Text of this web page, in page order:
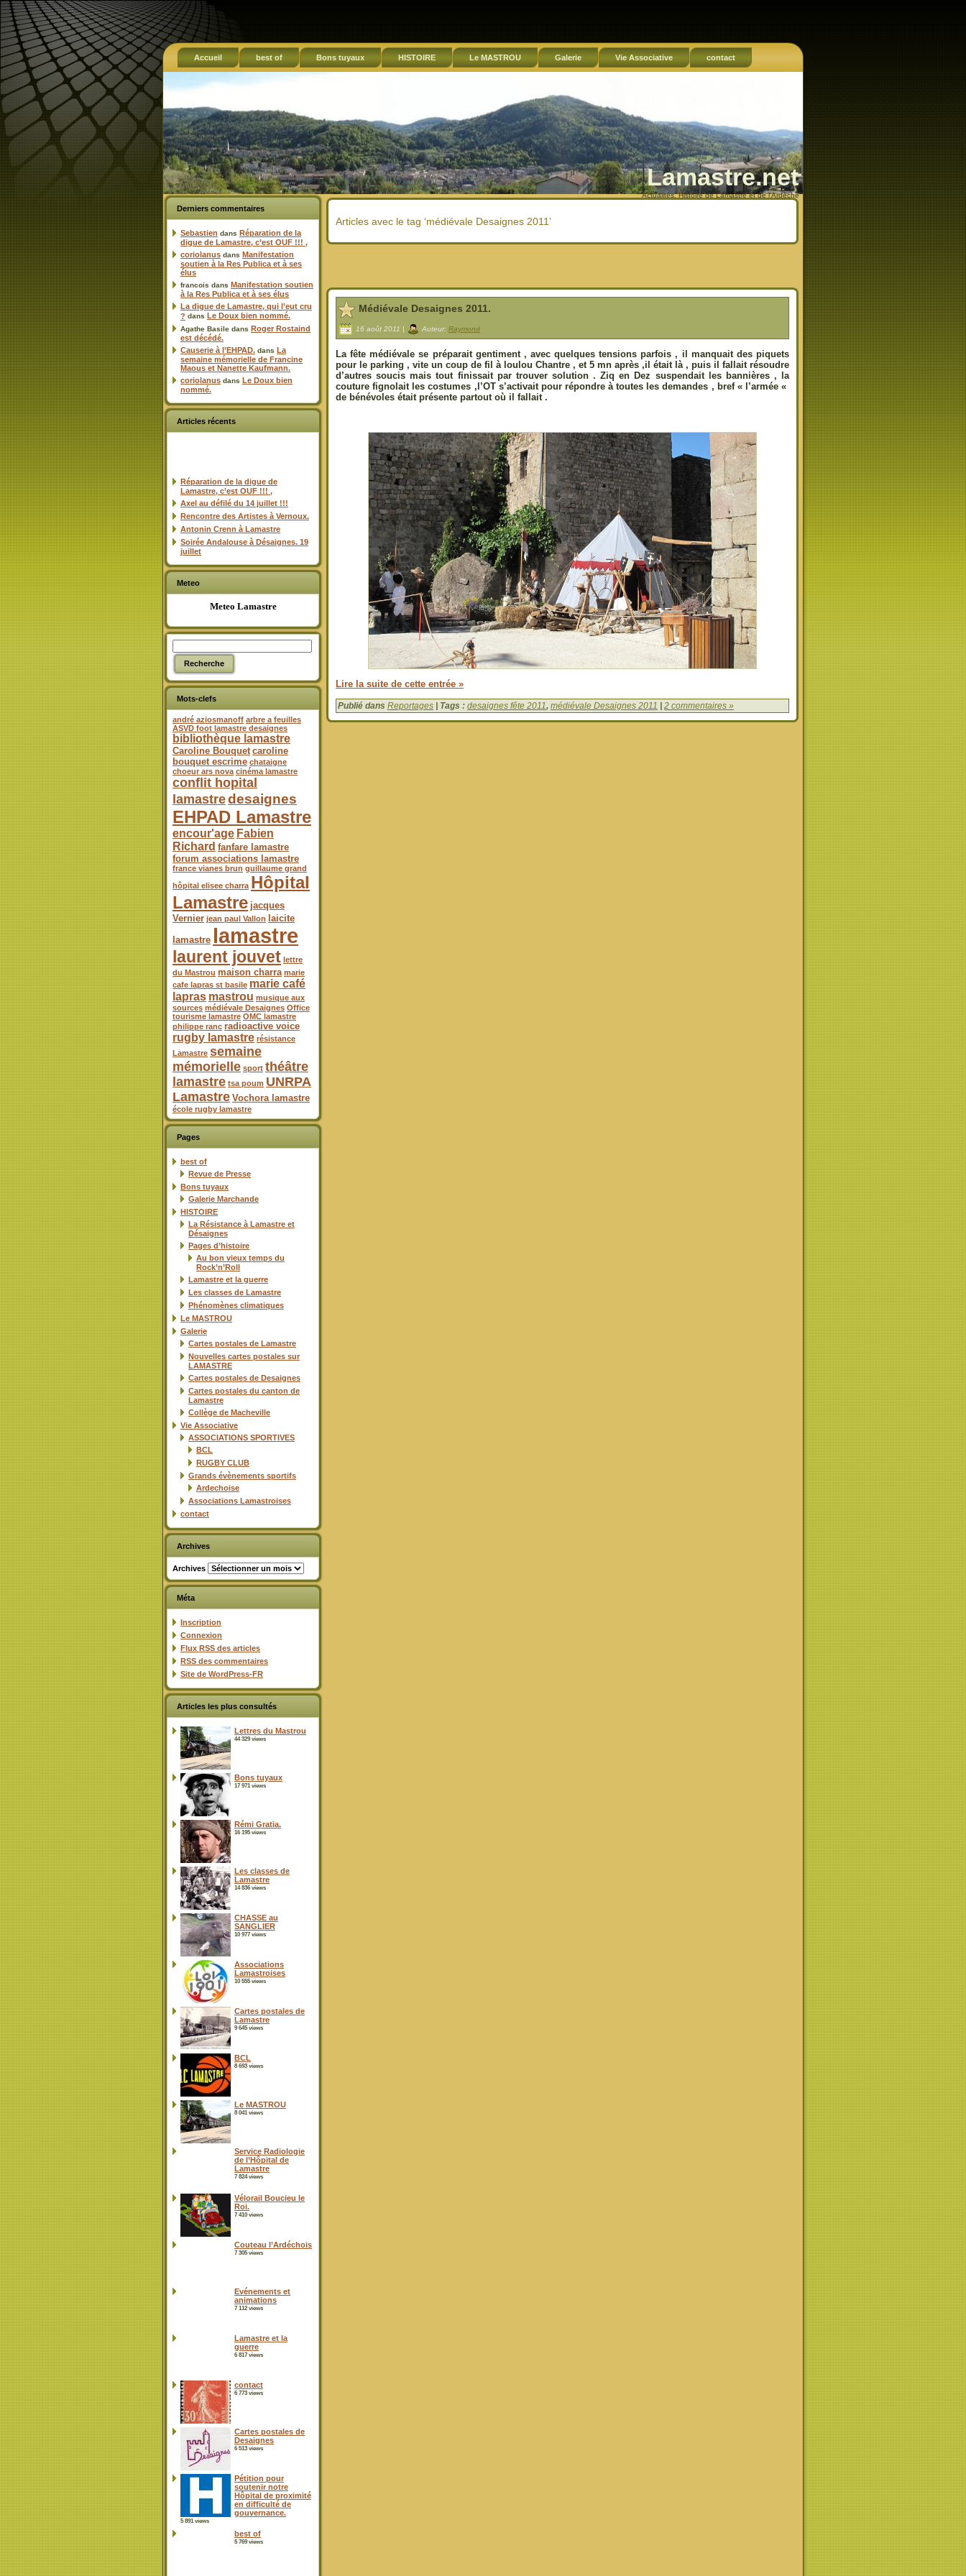
Accueil best of Bons tuyaux HISTOIRE Le MASTROU Galerie Vie Associative contact
Lamastre.net
Actualités, Histoire de Lamastre et de l'Ardèche
Derniers commentaires
Sebastien dans Réparation de la
digue de Lamastre, c’est OUF !!! ,
coriolanus dans Manifestation
soutien à la Res Publica et à ses
élus
francois dans Manifestation soutien
à la Res Publica et à ses élus
La digue de Lamastre, qui l’eut cru
? dans Le Doux bien nommé.
Agathe Basile dans Roger Rostaind
est décédé.
Causerie à l’EHPAD. dans La
semaine mémorielle de Francine
Maous et Nanette Kaufmann.
coriolanus dans Le Doux bien
nommé.
Articles récents
Réparation de la digue de
Lamastre, c’est OUF !!! ,
Axel au défilé du 14 juillet !!!
Rencontre des Artistes à Vernoux.
Antonin Crenn à Lamastre
Soirée Andalouse à Désaignes. 19
juillet
Meteo
Meteo Lamastre
Mots-clefs
andré aziosmanoff arbre a feuilles
ASVD foot lamastre desaignes
bibliothèque lamastre
Caroline Bouquet caroline
bouquet escrime chataigne
choeur ars nova cinéma lamastre
conflit hopital
lamastredesaignes
EHPAD Lamastre
encour'age Fabien
Richard fanfare lamastre
forum associations lamastre
france vianes brun guillaume grand
hôpital elisee charra Hôpital
Lamastre jacques
Vernier jean paul Vallon
laicite
lamastre lamastre
laurent jouvet lettre
du Mastrou maison charra marie
cafe lapras st basile marie café
lapras mastrou musique aux
sources médiévale Desaignes Office
tourisme lamastre OMC lamastre
philippe ranc radioactive voice
rugby lamastre résistance
Lamastre semaine
mémorielle sport théâtre
lamastre tsa poum UNRPA
Lamastre Vochora lamastre
école rugby lamastre
Pages
best of
Revue de Presse
Bons tuyaux
Galerie Marchande
HISTOIRE
La Résistance à Lamastre et
Désaignes
Pages d’histoire
Au bon vieux temps du
Rock’n’Roll
Lamastre et la guerre
Les classes de Lamastre
Phénomènes climatiques
Le MASTROU
Galerie
Cartes postales de Lamastre
Nouvelles cartes postales sur
LAMASTRE
Cartes postales de Desaignes
Cartes postales du canton de
Lamastre
Collège de Macheville
Vie Associative
ASSOCIATIONS SPORTIVES
BCL
RUGBY CLUB
Grands évènements sportifs
Ardechoise
Associations Lamastroises
contact
Archives
Archives
Méta
Inscription
Connexion
Flux RSS des articles
RSS des commentaires
Site de WordPress-FR
Articles les plus consultés
Lettres du Mastrou
44 329 views
Bons tuyaux
17 971 views
Rémi Gratia.
16 195 views
Les classes de
Lamastre
14 836 views
CHASSE au
SANGLIER
10 977 views
Associations
Lamastroises
10 555 views
Cartes postales de
Lamastre
9 645 views
BCL
8 693 views
Le MASTROU
8 041 views
Service Radiologie
de l’Hôpital de
Lamastre
7 824 views
Vélorail Boucieu le
Roi.
7 410 views
Couteau l’Ardéchois
7 305 views
Evénements et
animations
7 112 views
Lamastre et la
guerre
6 817 views
contact
6 773 views
Cartes postales de
Desaignes
6 513 views
Pétition pour
soutenir notre
Hôpital de proximité
en difficulté de
gouvernance.
5 891 views
best of
5 769 views
Articles avec le tag ‘médiévale Desaignes 2011’
Médiévale Desaignes 2011.
16 août 2011 | Auteur: Raymond
La fête médiévale se préparait gentiment , avec quelques tensions parfois , il manquait des piquets
pour le parking , vite un coup de fil à loulou Chantre , et 5 mn après ,il était là , puis il fallait résoudre
d’autres soucis mais tout finissait par trouver solution . Ziq en Dez suspendait les bannières , la
couture fignolait les costumes ,l’OT s’activait pour répondre à toutes les demandes , bref « l’armée «
de bénévoles était présente partout où il fallait .
Lire la suite de cette entrée »
Publié dans Reportages | Tags : desaignes fête 2011, médiévale Desaignes 2011 | 2 commentaires »